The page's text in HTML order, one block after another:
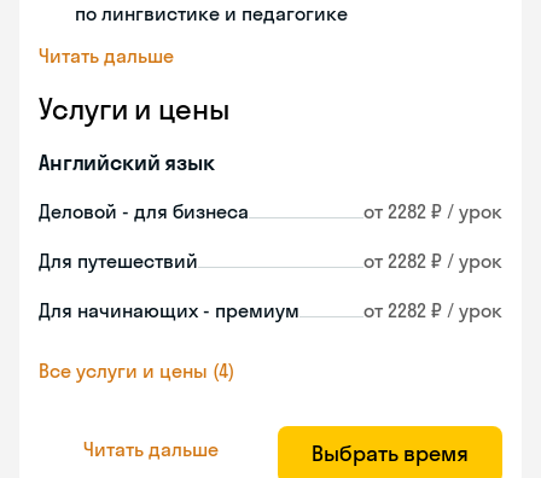
по лингвистике и педагогике
Читать дальше
Услуги и цены
Английский язык
Деловой - для бизнеса от 2282 ₽ / урок
Для путешествий от 2282 ₽ / урок
Для начинающих - премиум от 2282 ₽ / урок
Все услуги и цены (4)
Читать дальше Выбрать время